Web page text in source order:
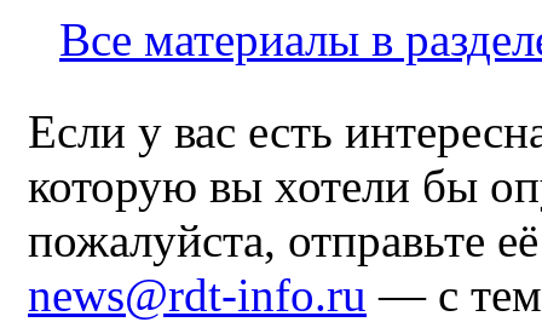
Все материалы в
Если у вас есть
которую вы хотели бы
пожалуйста, отправьте
news@rdt-info.ru — с